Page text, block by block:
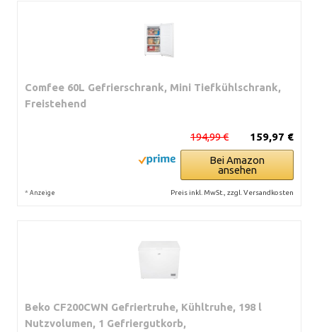
Comfee 60L Gefrierschrank, Mini Tiefkühlschrank,
Freistehend
159,97 €
194,99 €
Bei Amazon
ansehen
* Anzeige Preis inkl. MwSt., zzgl. Versandkosten
Beko CF200CWN Gefriertruhe, Kühltruhe, 198 l
Nutzvolumen, 1 Gefriergutkorb,